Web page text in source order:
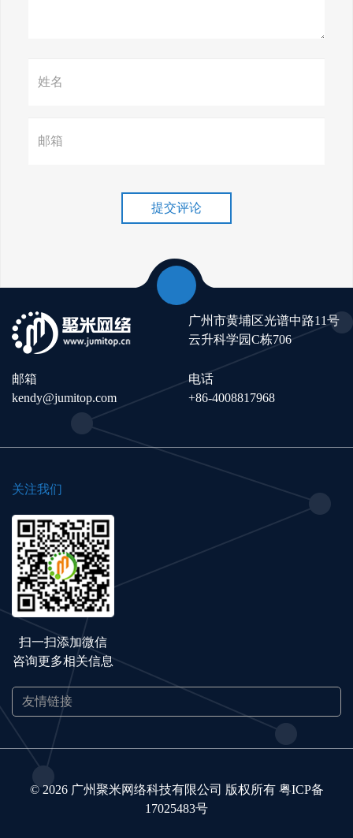
巧介绍！
提交评论
广州市黄埔区光谱中路11号
云升科学园C栋706
邮箱
kendy@jumitop.com
电话
+86-4008817968
关注我们
扫一扫添加微信
咨询更多相关信息
© 2026 广州聚米网络科技有限公司 版权所有 粤ICP备
17025483号